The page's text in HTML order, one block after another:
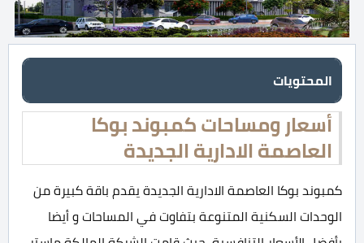
المحتويات
أسعار ومساحات كمبوند بوكا
العاصمة الادارية الجديدة
كمبوند بوكا العاصمة الادارية الجديدة يقدم باقة كبيرة من
الوحدات السكنية المتنوعة بتفاوت في المساحات و أيضا